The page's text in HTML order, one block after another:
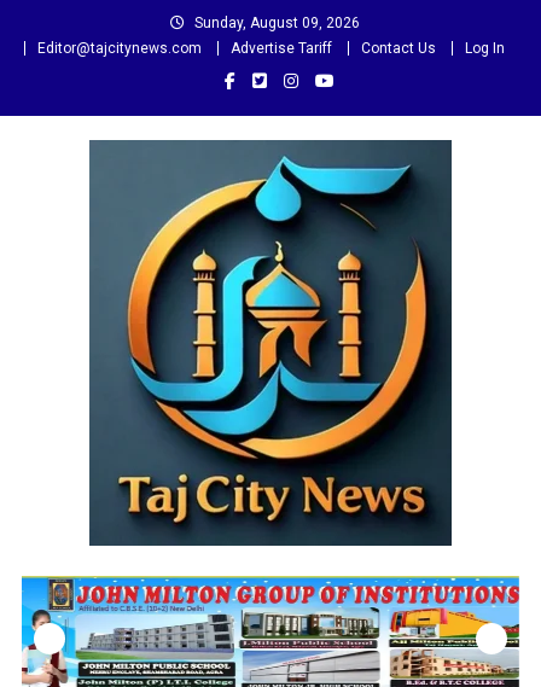
Sunday, August 09, 2026
Editor@tajcitynews.com
Advertise Tariff Contact Us Log In
Taj City News